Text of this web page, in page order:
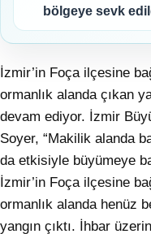
bölgeye sevk
İzmir’in Foça ilçesine
ormanlık alanda çıkan
devam ediyor. İzmir
Soyer, “Makilik alanda
da etkisiyle büyümeye
İzmir’in Foça ilçesine
ormanlık alanda henüz
yangın çıktı. İhbar